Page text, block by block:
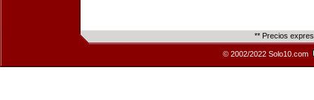
** Precios
© 2002/2022 Solo10.com